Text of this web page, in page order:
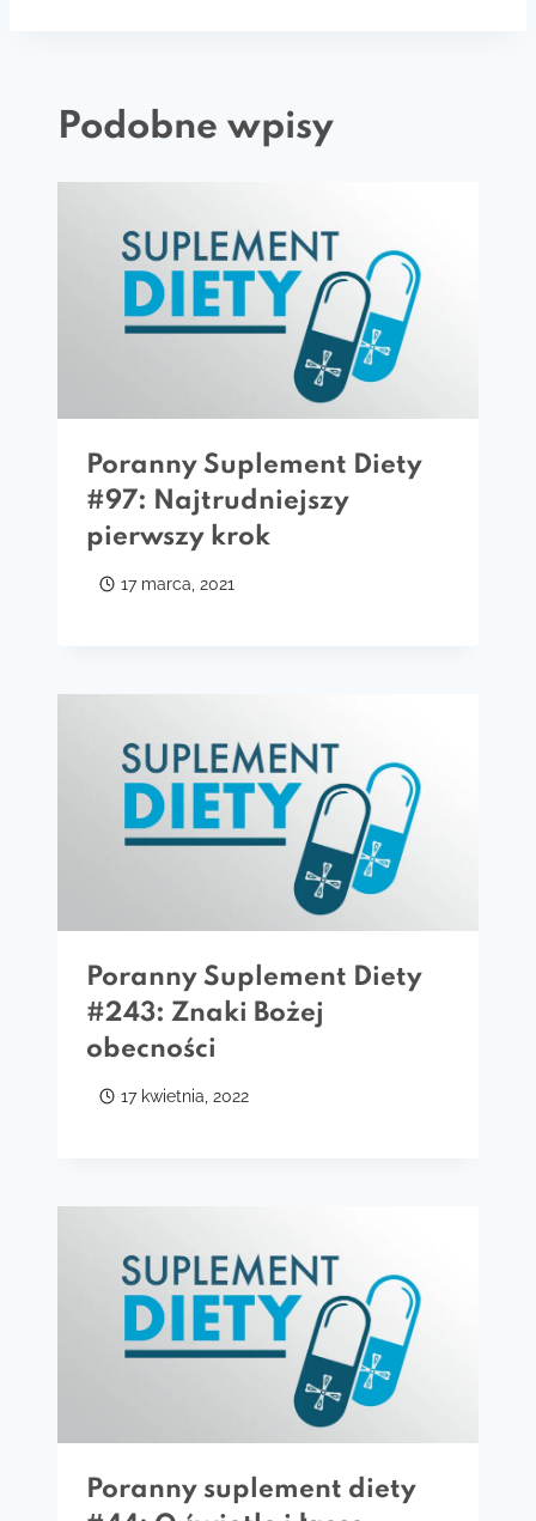
Podobne wpisy
Poranny Suplement Diety
#97: Najtrudniejszy
pierwszy krok
17 marca, 2021
Poranny Suplement Diety
#243: Znaki Bożej
obecności
17 kwietnia, 2022
Poranny suplement diety